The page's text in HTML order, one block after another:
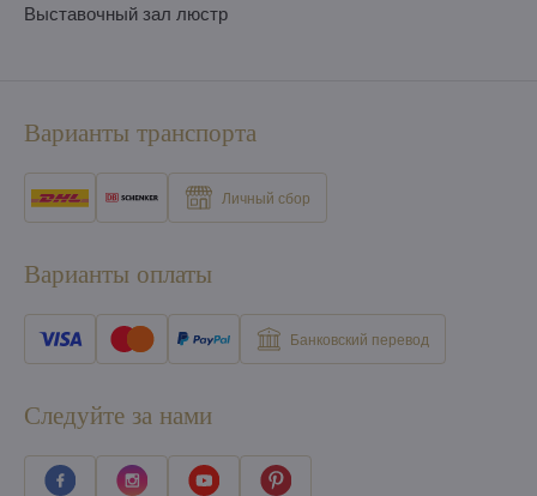
Выставочный зал люстр
Варианты транспорта
Личный сбор
Варианты оплаты
Банковский перевод
Следуйте за нами